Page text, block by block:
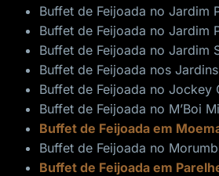
Buffet de Feijoada no Jardim
Buffet de Feijoada no Jardim
Buffet de Feijoada no Jardim
Buffet de Feijoada nos Jardins
Buffet de Feijoada no Jockey
Buffet de Feijoada no M’Boi
Buffet de Feijoada em
Buffet de Feijoada no
Buffet de Feijoada em